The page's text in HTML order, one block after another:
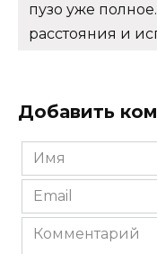
пузо уже
расстояния и
Добавить
Имя
*
Email
*
Комментарий